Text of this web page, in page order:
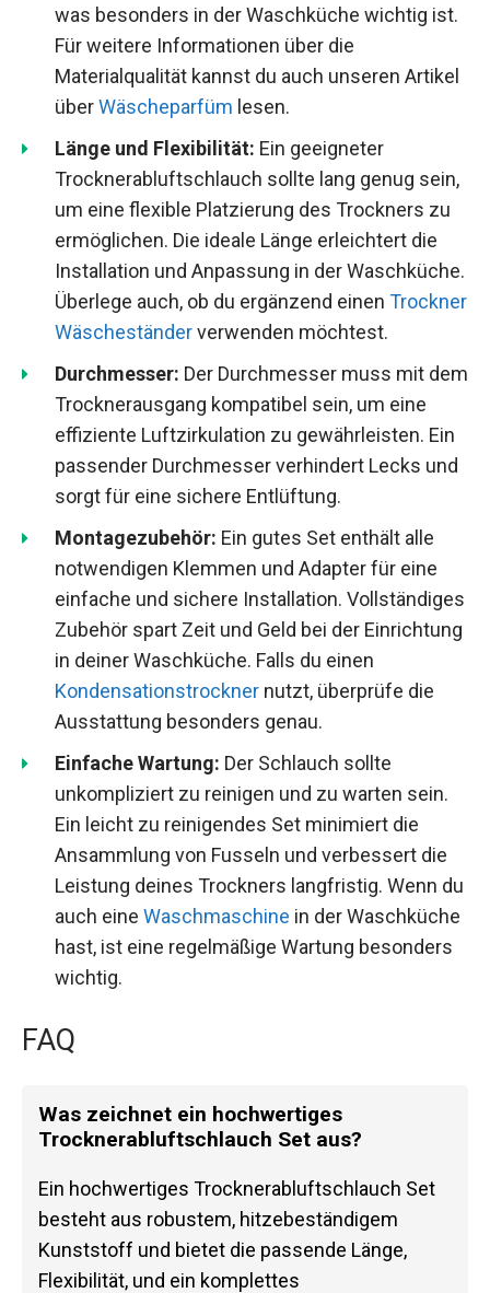
was besonders in der Waschküche wichtig ist.
Für weitere Informationen über die
Materialqualität kannst du auch unseren Artikel
überWäscheparfüm lesen.
Länge und Flexibilität: Ein geeigneter
Trocknerabluftschlauch sollte lang genug sein,
um eine flexible Platzierung des Trockners zu
ermöglichen. Die ideale Länge erleichtert die
Installation und Anpassung in der Waschküche.
Überlege auch, ob du ergänzend einen Trockner
Wäscheständerverwenden möchtest.
Durchmesser: Der Durchmesser muss mit dem
Trocknerausgang kompatibel sein, um eine
effiziente Luftzirkulation zu gewährleisten. Ein
passender Durchmesser verhindert Lecks und
sorgt für eine sichere Entlüftung.
Montagezubehör: Ein gutes Set enthält alle
notwendigen Klemmen und Adapter für eine
einfache und sichere Installation. Vollständiges
Zubehör spart Zeit und Geld bei der Einrichtung
in deiner Waschküche. Falls du einen
Kondensationstrockner nutzt, überprüfe die
Ausstattung besonders genau.
Einfache Wartung: Der Schlauch sollte
unkompliziert zu reinigen und zu warten sein.
Ein leicht zu reinigendes Set minimiert die
Ansammlung von Fusseln und verbessert die
Leistung deines Trockners langfristig. Wenn du
auch eine Waschmaschine in der Waschküche
hast, ist eine regelmäßige Wartung besonders
wichtig.
FAQ
Was zeichnet ein hochwertiges
Trocknerabluftschlauch Set aus?
Ein hochwertiges Trocknerabluftschlauch Set
besteht aus robustem, hitzebeständigem
Kunststoff und bietet die passende Länge,
Flexibilität, und ein komplettes